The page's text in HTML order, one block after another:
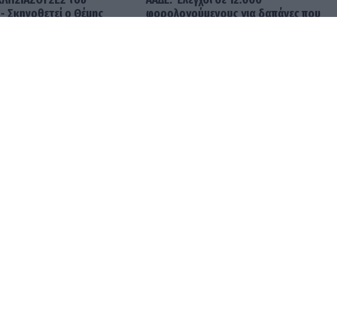
Σκηνοθετεί ο Θέμης
φορολογούμενους για δαπάνες που